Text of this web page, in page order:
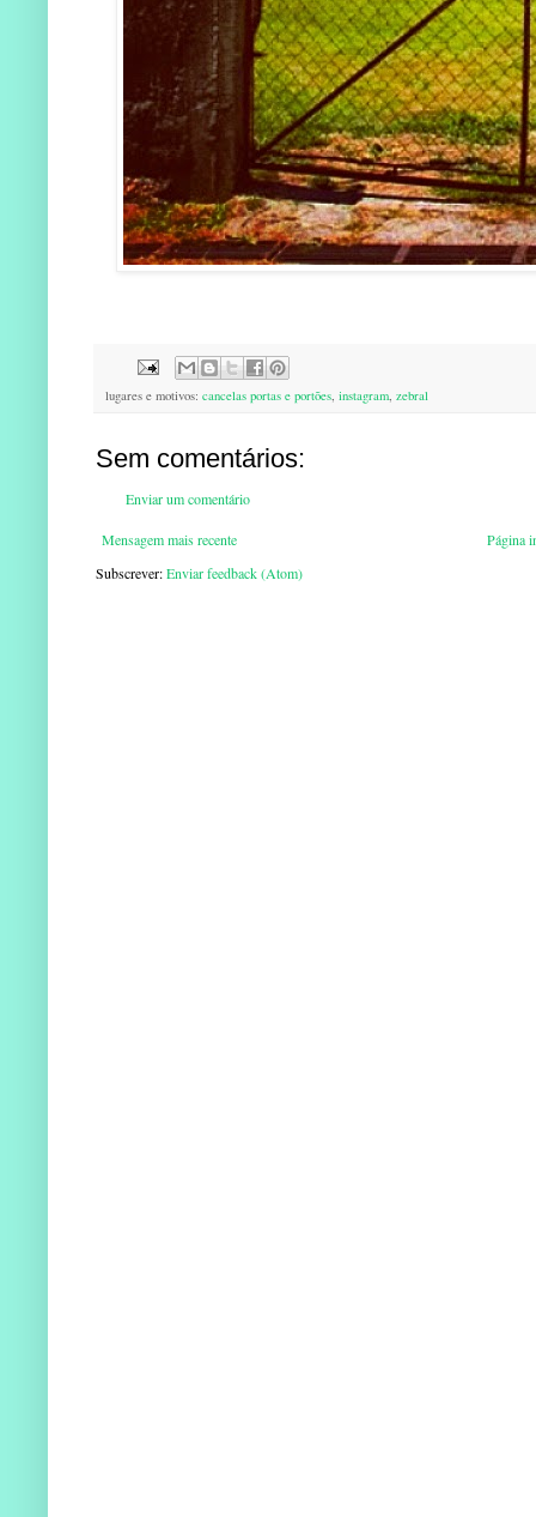
lugares e motivos: cancelas portas e portões, instagram, zebral
Sem comentários:
Enviar um comentário
Mensagem mais recente
Página
Subscrever:Enviar feedback (Atom)